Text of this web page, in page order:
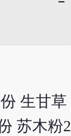
生甘草
苏木粉2